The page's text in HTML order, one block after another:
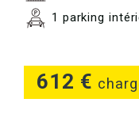
612 €
1 parking